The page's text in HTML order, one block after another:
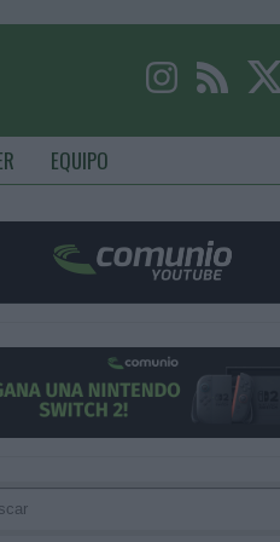
EQUIPO